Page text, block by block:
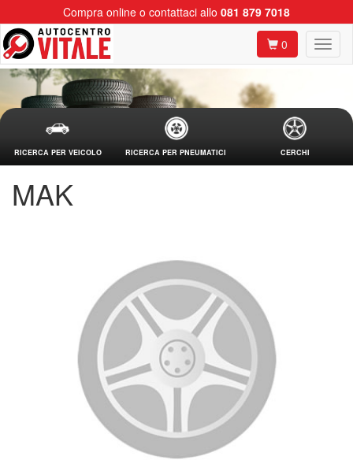
Compra online o contattaci allo 081 879 7018
0
RICERCA PER VEICOLO RICERCA PER PNEUMATICI CERCHI
MAK